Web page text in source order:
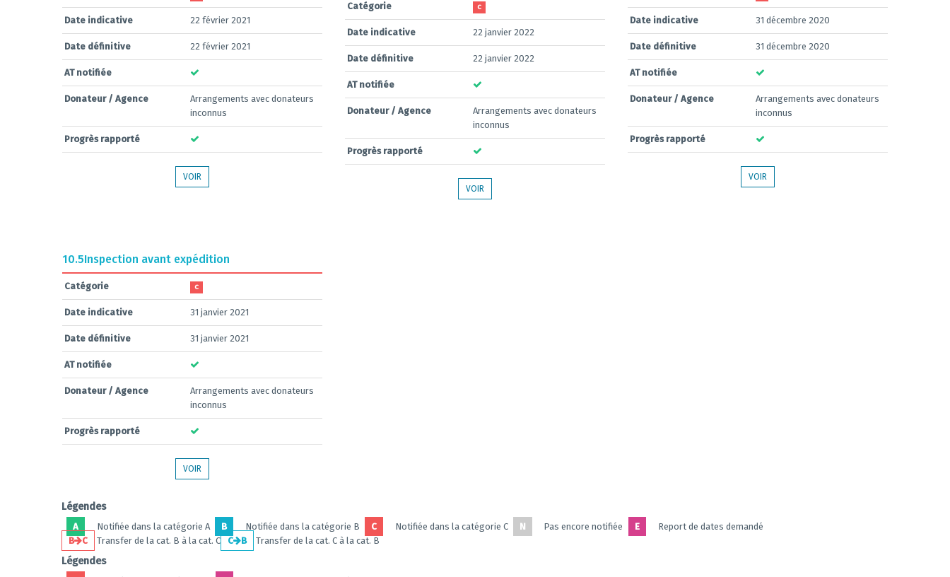
Date indicative 22 février 2021
Date définitive 22 février 2021
AT notifiée
Donateur / Agence
Arrangements avec donateurs
inconnus
Progrès rapporté
VOIR
Catégorie C
Date indicative 22 janvier 2022
Date définitive 22 janvier 2022
AT notifiée
Donateur / Agence
Arrangements avec donateurs
inconnus
Progrès rapporté
VOIR
Date indicative 31 décembre 2020
Date définitive 31 décembre 2020
AT notifiée
Donateur / Agence
Arrangements avec donateurs
inconnus
Progrès rapporté
VOIR
10.5Inspection avant expédition
Catégorie C
Date indicative 31 janvier 2021
Date définitive 31 janvier 2021
AT notifiée
Donateur / Agence
Arrangements avec donateurs
inconnus
Progrès rapporté
VOIR
Légendes
A Notifiée dans la catégorie A B Notifiée dans la catégorie B C Notifiée dans la catégorie C N Pas encore notifiée E
Report de dates demandé
B
C Transfer de la cat. B à la cat. C C B Transfer de la cat. C à la cat. B
Légendes